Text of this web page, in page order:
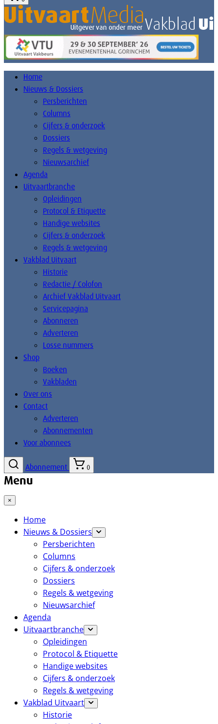
Home
Nieuws & Dossiers
Persberichten
Columns
Cijfers & onderzoek
Dossiers
Regels & wetgeving
Nieuwsarchief
Agenda
Uitvaartbranche
Opleidingen
Protocol & Etiquette
Handige websites
Cijfers & onderzoek
Regels & wetgeving
Vakblad Uitvaart
Historie
Redactie / Colofon
Archief Vakblad Uitvaart
Servicepagina
Abonneren
Adverteren
Losse nummers
Shop
Boeken
Vakbladen
Over ons
Contact
Adverteren
Abonnementen
Voor abonnees
Abonnement 0
Menu
×
Home
Nieuws & Dossiers
Persberichten
Columns
Cijfers & onderzoek
Dossiers
Regels & wetgeving
Nieuwsarchief
Agenda
Uitvaartbranche
Opleidingen
Protocol & Etiquette
Handige websites
Cijfers & onderzoek
Regels & wetgeving
Vakblad Uitvaart
Historie